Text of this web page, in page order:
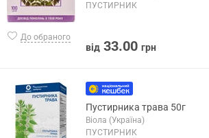
До обраного
ПУСТИРНИК
від 33.00 грн
Пустирника трава 50г
Віола (Україна)
ПУСТИРНИК